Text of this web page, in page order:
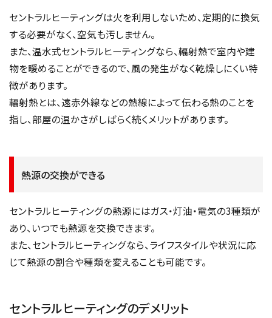
セントラルヒーティングは火を利用しないため、定期的に換気
する必要がなく、空気も汚しません。
また、温水式セントラルヒーティングなら、輻射熱で室内や建
物を暖めることができるので、風の発生がなく乾燥しにくい特
徴があります。
輻射熱とは、遠赤外線などの熱線によって伝わる熱のことを
指し、部屋の温かさがしばらく続くメリットがあります。
熱源の交換ができる
セントラルヒーティングの熱源にはガス・灯油・電気の3種類が
あり、いつでも熱源を交換できます。
また、セントラルヒーティングなら、ライフスタイルや状況に応
じて熱源の割合や種類を変えることも可能です。
セントラルヒーティングのデメリット